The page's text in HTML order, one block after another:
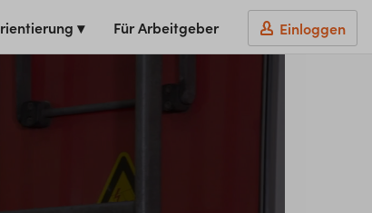
▾ Für Arbeitgeber Einloggen